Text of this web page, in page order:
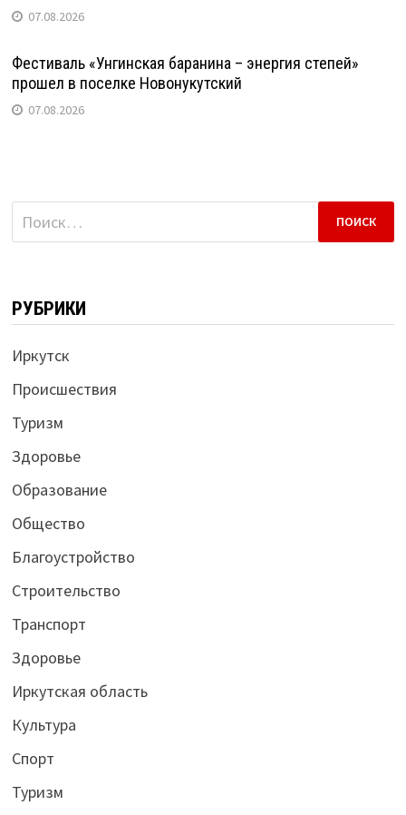
07.08.2026
Фестиваль «Унгинская баранина – энергия степей»
прошел в поселке Новонукутский
07.08.2026
Найти:
РУБРИКИ
Иркутск
Происшествия
Туризм
Здоровье
Образование
Общество
Благоустройство
Строительство
Транспорт
Здоровье
Иркутская область
Культура
Спорт
Туризм